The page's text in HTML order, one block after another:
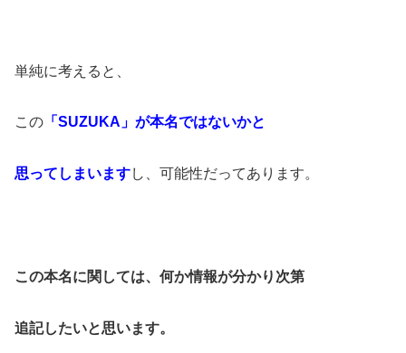
単純に考えると、
この 「 SUZUKA 」が本名ではないかと
思ってしまいますし、可能性だってあります。
この本名に関しては、 何か情報が分かり次第
追記したいと思います。